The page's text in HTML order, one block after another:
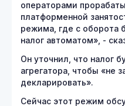
операторами
платформенной
режима, где с оборота
налог автоматом», -
Он уточнил, что налог
агрегатора, чтобы «не
декларировать».
Сейчас этот режим